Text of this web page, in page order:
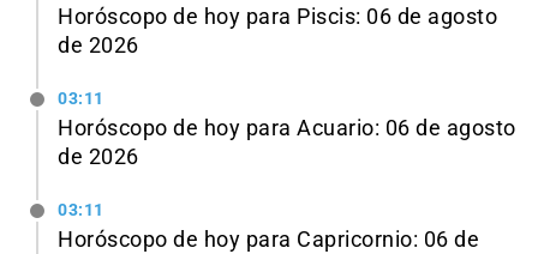
Horóscopo de hoy para Piscis: 06 de agosto
de 2026
03:11
Horóscopo de hoy para Acuario: 06 de agosto
de 2026
03:11
Horóscopo de hoy para Capricornio: 06 de